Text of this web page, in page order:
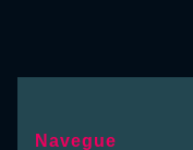
Navegue